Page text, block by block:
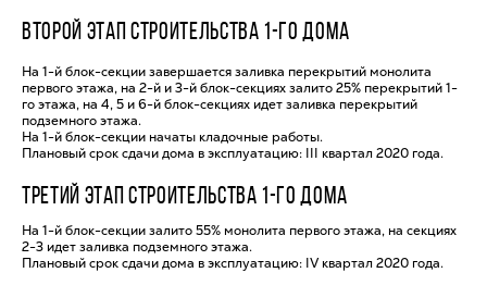
ВТОРОЙ ЭТАП СТРОИТЕЛЬСТВА 1-ГО ДОМА
На 1-й блок-секции завершается заливка перекрытий монолита
первого этажа, на 2-й и 3-й блок-секциях залито 25% перекрытий 1-
го этажа, на 4, 5 и 6-й блок-секциях идет заливка перекрытий
подземного этажа.
На 1-й блок-секции начаты кладочные работы.
Плановый срок сдачи дома в эксплуатацию: III квартал 2020 года.
ТРЕТИЙ ЭТАП СТРОИТЕЛЬСТВА 1-ГО ДОМА
На 1-й блок-секции залито 55% монолита первого этажа, на секциях
2-3 идет заливка подземного этажа.
Плановый срок сдачи дома в эксплуатацию: IV квартал 2020 года.